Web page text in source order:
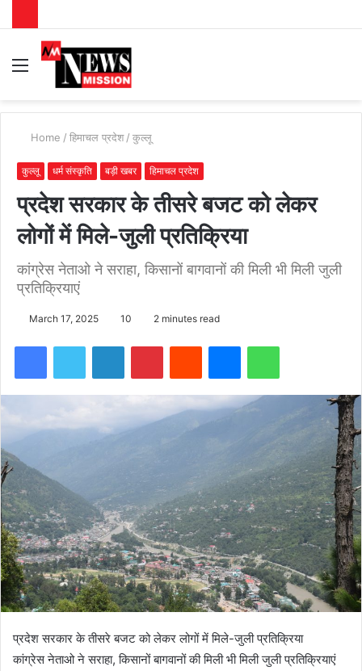
Menu
Home / हिमाचल प्रदेश / कुल्लू
कुल्लू धर्म संस्कृति बड़ी खबर हिमाचल प्रदेश
प्रदेश सरकार के तीसरे बजट को लेकर
लोगों में मिले-जुली प्रतिक्रिया
कांग्रेस नेताओ ने सराहा, किसानों बागवानों की मिली भी मिली जुली
प्रतिक्रियाएं
March 17, 2025 10 2 minutes read
प्रदेश सरकार के तीसरे बजट को लेकर लोगों में मिले-जुली प्रतिक्रिया
कांग्रेस नेताओ ने सराहा, किसानों बागवानों की मिली भी मिली जुली प्रतिक्रियाएं